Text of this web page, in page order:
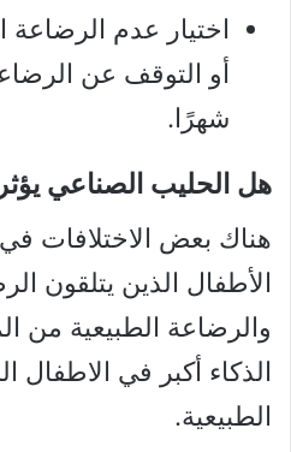
اختيار عدم الرضاعة
شهرًا.
هل الحليب الصناعي
هناك بعض الاختلافات في
الأطفال الذين يتلقون
والرضاعة الطبيعية من
الذكاء أكبر في الاطفال
الطبيعية.